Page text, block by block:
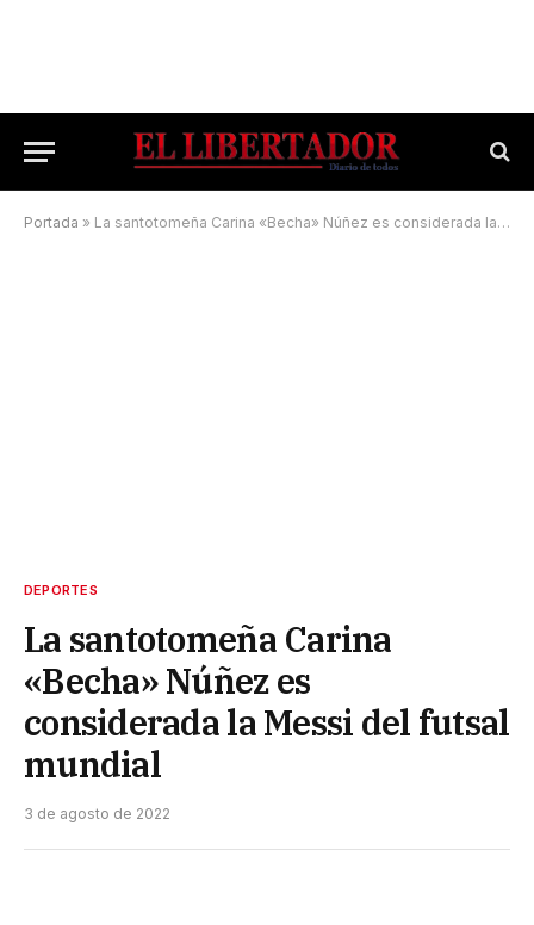
Portada » La santotomeña Carina «Becha» Núñez es considerada la Messi del futsal mundial
DEPORTES
La santotomeña Carina
«Becha» Núñez es
considerada la Messi del futsal
mundial
3 de agosto de 2022